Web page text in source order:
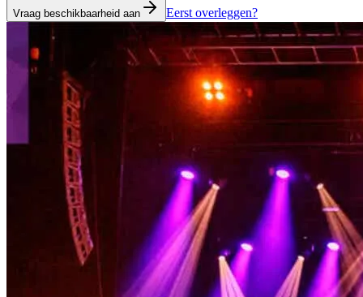
Vraag beschikbaarheid aan Eerst overleggen?